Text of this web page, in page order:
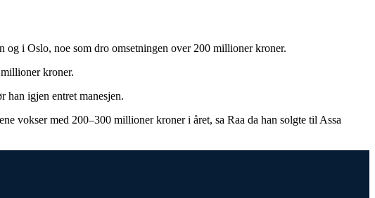
og i Oslo, noe som dro omsetningen over 200 millioner kroner.
kroner.
han igjen entret manesjen.
vokser med 200–300 millioner kroner i året, sa Raa da han solgte til Assa